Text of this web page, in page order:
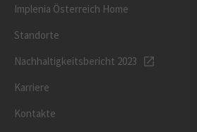
Implenia Österreich Home
Standorte
Nachhaltigkeitsbericht 2023
Karriere
Kontakte